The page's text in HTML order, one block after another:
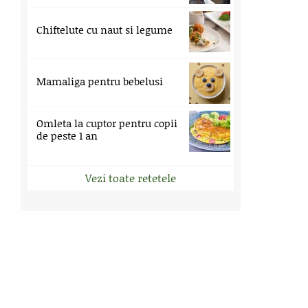
Chiftelute cu naut si legume
Mamaliga pentru bebelusi
Omleta la cuptor pentru copii
de peste 1 an
Vezi toate retetele